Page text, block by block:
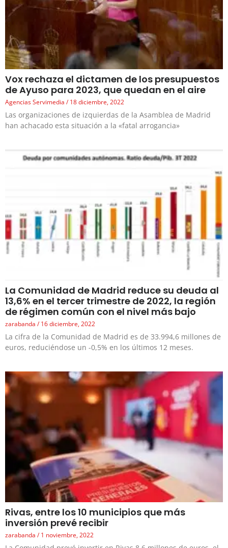
Vox rechaza el dictamen de los presupuestos
de Ayuso para 2023, que quedan en el aire
Agencias Servimedia 18 diciembre, 2022
Las organizaciones de izquierdas de la Asamblea de Madrid
han achacado esta situación a la «fatal arrogancia»
La Comunidad de Madrid reduce su deuda al
13,6% en el tercer trimestre de 2022, la región
de régimen común con el nivel más bajo
zarabanda 16 diciembre, 2022
La cifra de la Comunidad de Madrid es de 33.994,6 millones de
euros, reduciéndose un -0,5% en los últimos 12 meses.
Rivas, entre los 10 municipios que más
inversión prevé recibir
zarabanda 1 noviembre, 2022